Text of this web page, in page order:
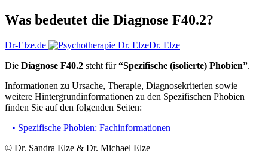
Was bedeutet die Diagnose F40.2?
Dr-Elze.de
Dr. Elze
Die Diagnose F40.2 steht für“Spezifische (isolierte) Phobien”.
Informationen zu Ursache, Therapie, Diagnose­kriterien sowie
weitere Hintergrund­informationen zu den Spezifischen Phobien
finden Sie auf den folgenden Seiten:
• Spezifische Phobien: Fachinformationen
© Dr. Sandra Elze & Dr. Michael Elze